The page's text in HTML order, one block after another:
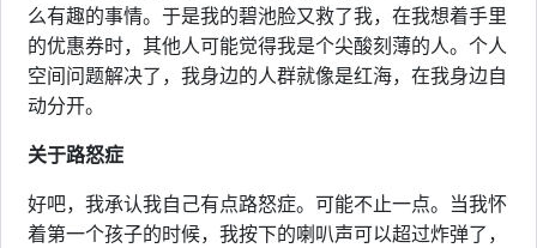
么有趣的事情。于是我的碧池脸又救了我，在我想着手里
的优惠券时，其他人可能觉得我是个尖酸刻薄的人。个人
空间问题解决了，我身边的人群就像是红海，在我身边自
动分开。
关于路怒症
好吧，我承认我自己有点路怒症。可能不止一点。当我怀
着第一个孩子的时候，我按下的喇叭声可以超过炸弹了，